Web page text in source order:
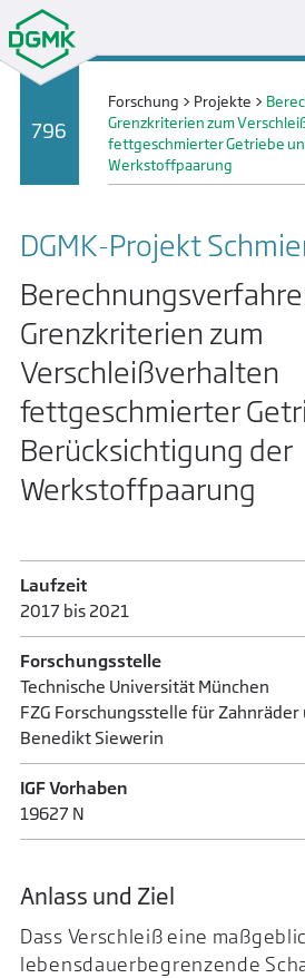
796
Forschung > Projekte >
Grenzkriterien zum
fettgeschmierter Getriebe
Werkstoffpaarung
DGMK-Projekt
Grenzkriterien zum
Verschleißverhalten
fettgeschmierter
Berücksichtigung der
Werkstoffpaarung
Laufzeit
2017 bis 2021
Forschungsstelle
Technische Universität München
FZG Forschungsstelle für
Benedikt Siewerin
IGF Vorhaben
19627 N
Anlass und Ziel
Dass Verschleiß eine
lebensdauerbegrenzende